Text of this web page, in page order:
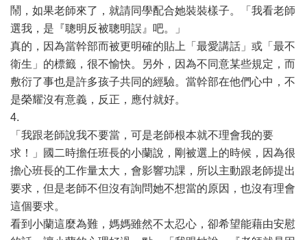
鬧，如果老師來了，就請同學配合她裝裝樣子。「我看老師
選我，是『聰明反被聰明誤』吧。」
真的，因為當幹部而被更明確的貼上「最愛講話」或「最不
衛生」的標籤，很不愉快。另外，因為不同意某些規定，而
敷衍了事也是許多孩子共同的經驗。當幹部在他們心中，不
是榮耀沒有意義，反正，應付就好。
4.
「我跟老師說我不要當，可是老師根本就不理會我的要
求！」國二時擔任班長的小蘭說，剛被選上的時候，因為很
擔心班長的工作量太大，會影響功課，所以主動跟老師提出
要求，但是老師不但沒有詢問她不想當的原因，也沒有理會
這個要求。
看到小蘭這麼為難，媽媽雖然不太忍心，卻希望能藉由安慰